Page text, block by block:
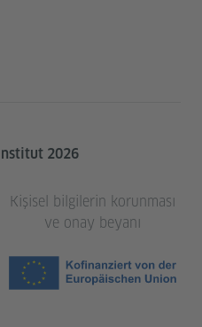
2026
Kişisel bilgilerin korunması
ve onay beyanı